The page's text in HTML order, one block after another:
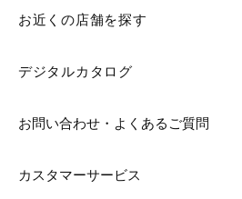
お近くの店舗を探す
デジタルカタログ
お問い合わせ・よくあるご質問
カスタマーサービス